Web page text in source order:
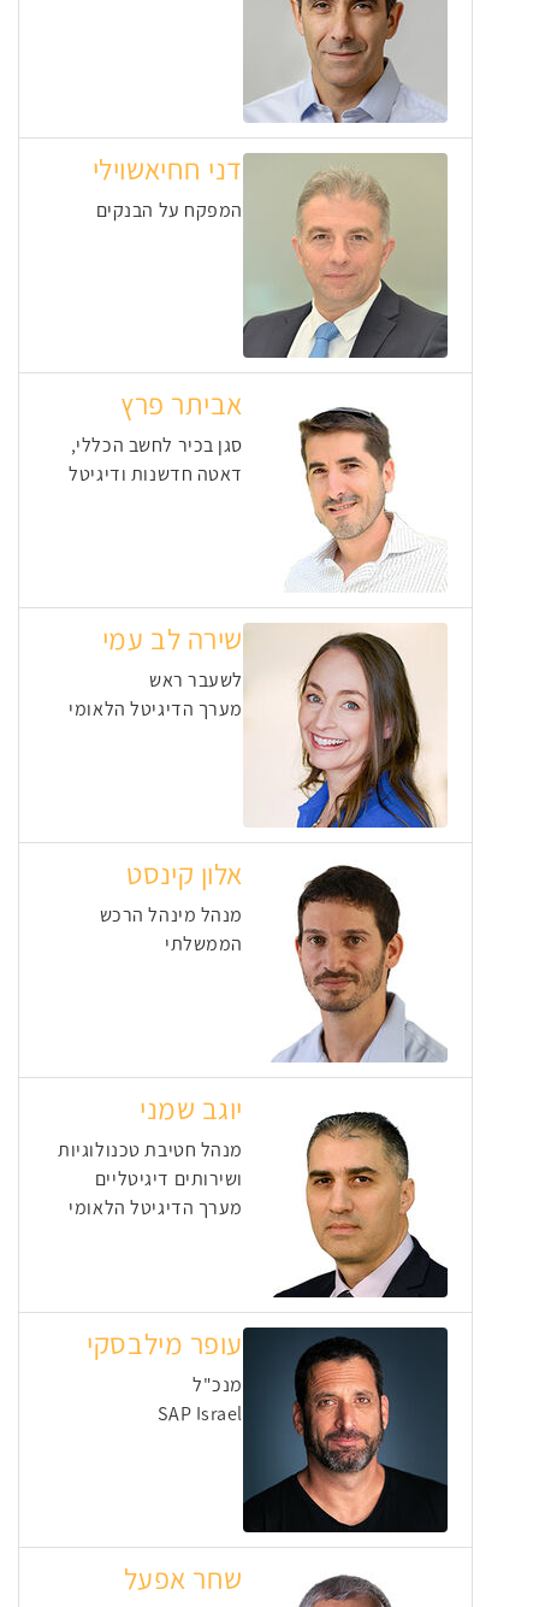
דני חחיאשוילי
המפקח על הבנקים
אביתר פרץ
סגן בכיר לחשב הכללי,
דאטה חדשנות ודיגיטל
שירה לב עמי
לשעבר ראש
מערך הדיגיטל הלאומי
אלון קינסט
מנהל מינהל הרכש
הממשלתי
יוגב שמני
מנהל חטיבת טכנולוגיות
ושירותים דיגיטליים
מערך הדיגיטל הלאומי
עופר מילבסקי
מנכ"ל
SAP Israel
שחר אפעל